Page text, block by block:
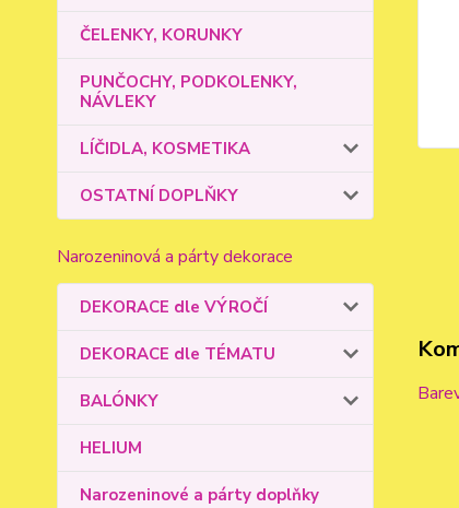
ČELENKY, KORUNKY
PUNČOCHY, PODKOLENKY,
NÁVLEKY
LÍČIDLA, KOSMETIKA
OSTATNÍ DOPLŇKY
Narozeninová a párty dekorace
DEKORACE dle VÝROČÍ
DEKORACE dle TÉMATU
BALÓNKY
HELIUM
Narozeninové a párty doplňky